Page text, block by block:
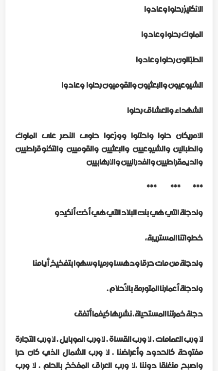
الانكليز رحلوا وعادوا
الملوك رحلوا وعادوا
الطبّالون رحلوا وعادوا
الشيوعيون والبعثيون والقوميون رحلواوعادوا
الشهداء والعشاق رحلوا
الامريكان حلوا واحتلوا ووزعوا حلوى النصر على الملوك
والطبالين والشيوعيين والبعثيين والقوميين والتكنوقراطيين
والديمقراطيين والفدراليين والارهابيين
*** *** ***
ولدجلة التي هي بنت البلاد التي هي أخت أنكيدو
خطواتنا المستريبة ،
ولدجلة من مات حرقا ودهسا ورميا وسهوا بتفخيخ أيامنا
ولدجلة أعمارنا المتورمة بالأحلام .
دجلة خمرتنا المستحيلة. نشربها كيفما أتفق
لا ورب العمامات . لا ورب القساة . لا ورب الموبايل . لا ورب التجارة
مفتوحة كالحدود وأعراضنا . لا ورب الشمال الذي كان حرا
واصبح منغلقا دوننا .لا ورب العراق المفخخ بالحلم . لا ورب